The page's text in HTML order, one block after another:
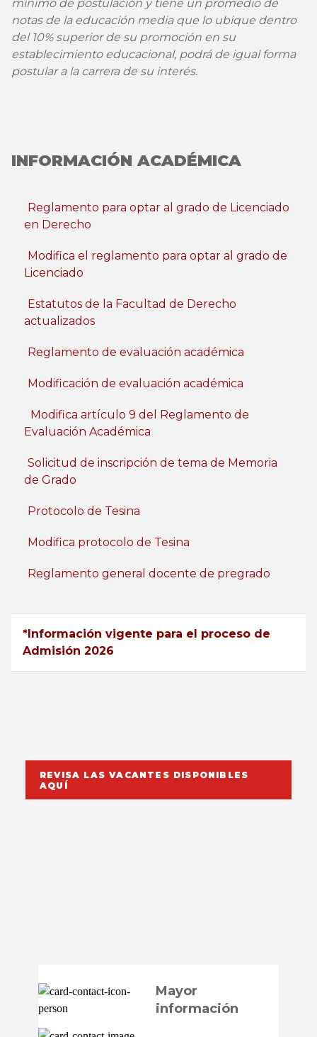
mínimo de postulación y tiene un promedio de
notas de la educación media que lo ubique dentro
del 10% superior de su promoción en su
establecimiento educacional, podrá de igual forma
postular a la carrera de su interés.
INFORMACIÓN ACADÉMICA
Reglamento para optar al grado de Licenciado
en Derecho
Modifica el reglamento para optar al grado de
Licenciado
Estatutos de la Facultad de Derecho
actualizados
Reglamento de evaluación académica
Modificación de evaluación académica
Modifica artículo 9 del Reglamento de
Evaluación Académica
Solicitud de inscripción de tema de Memoria
de Grado
Protocolo de Tesina
Modifica protocolo de Tesina
Reglamento general docente de pregrado
*Información vigente para el proceso de
Admisión 2026
REVISA LAS VACANTES DISPONIBLES
AQUÍ
Mayor
información